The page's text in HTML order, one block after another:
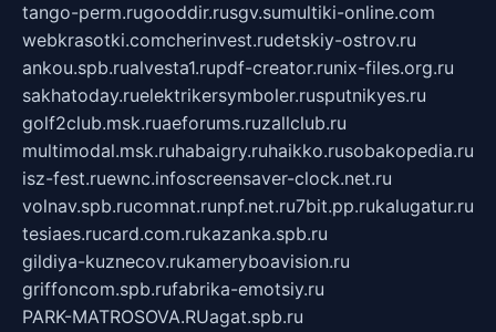
tango-perm.rugooddir.rusgv.sumultiki-online.com
webkrasotki.comcherinvest.rudetskiy-ostrov.ru
ankou.spb.rualvesta1.rupdf-creator.runix-files.org.ru
sakhatoday.ruelektrikersymboler.rusputnikyes.ru
golf2club.msk.ruaeforums.ruzallclub.ru
multimodal.msk.ruhabaigry.ruhaikko.rusobakopedia.ru
isz-fest.ruewnc.infoscreensaver-clock.net.ru
volnav.spb.rucomnat.runpf.net.ru7bit.pp.rukalugatur.ru
tesiaes.rucard.com.rukazanka.spb.ru
gildiya-kuznecov.rukameryboavision.ru
griffoncom.spb.rufabrika-emotsiy.ru
PARK-MATROSOVA.RUagat.spb.ru